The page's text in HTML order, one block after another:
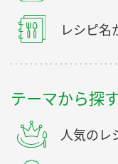
レシピ名
テーマから探
人気のレ